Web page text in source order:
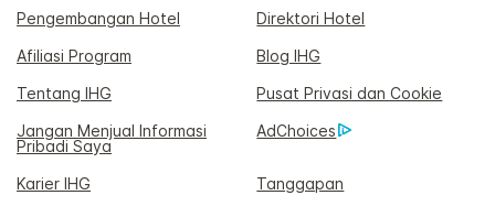
Pengembangan Hotel
Direktori Hotel
Afiliasi Program
Blog IHG
Tentang IHG
Pusat Privasi dan Cookie
Jangan Menjual Informasi
Pribadi Saya
AdChoices
Karier IHG Tanggapan